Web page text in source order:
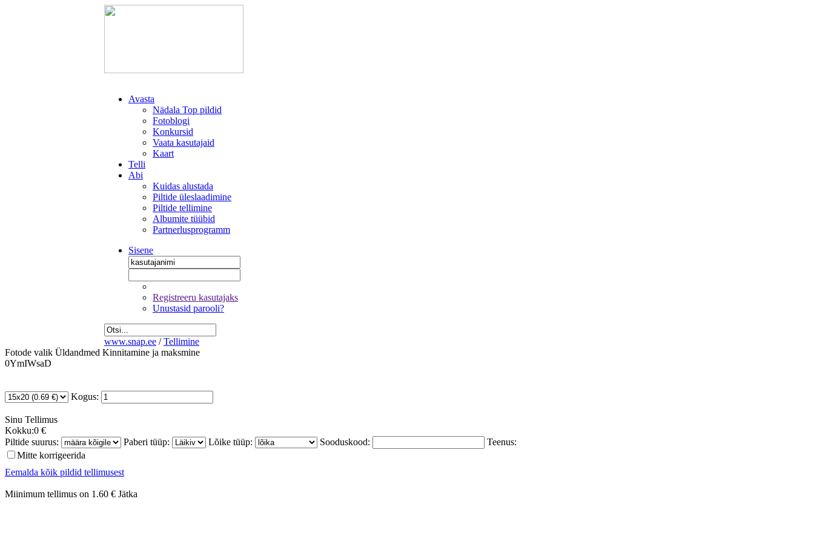
Avasta
Nädala Top pildid
Fotoblogi
Konkursid
Vaata kasutajaid
Kaart
Telli
Abi
Kuidas alustada
Piltide üleslaadimine
Piltide tellimine
Albumite tüübid
Partnerlusprogramm
Sisene
Registreeru kasutajaks
Unustasid parooli?
www.snap.ee / Tellimine
Fotode valik Üldandmed Kinnitamine ja maksmine
0YmIWsaD
Kogus:
Sinu Tellimus
Kokku:0 €
Piltide suurus:
Paberi tüüp: Lõike tüüp: Sooduskood:
Teenus:
Mitte korrigeerida
Eemalda kõik pildid tellimusest
Miinimum tellimus on 1.60 € Jätka